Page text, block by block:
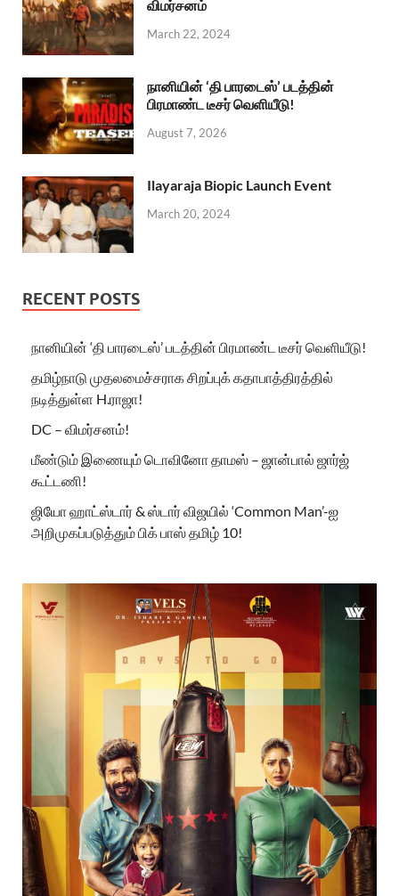
விமர்சனம்
March 22, 2024
நானியின் ‘தி பாரடைஸ்’ படத்தின்
பிரமாண்ட டீசர் வெளியீடு!
August 7, 2026
Ilayaraja Biopic Launch Event
March 20, 2024
RECENT POSTS
நானியின் ‘தி பாரடைஸ்’ படத்தின் பிரமாண்ட டீசர் வெளியீடு!
தமிழ்நாடு முதலமைச்சராக சிறப்புக் கதாபாத்திரத்தில்
நடித்துள்ள H.ராஜா!
DC – விமர்சனம்!
மீண்டும் இணையும் டொவினோ தாமஸ் – ஜான்பால் ஜார்ஜ்
கூட்டணி!
ஜியோ ஹாட்ஸ்டார் & ஸ்டார் விஜயில் ‘Common Man’-ஐ
அறிமுகப்படுத்தும் பிக் பாஸ் தமிழ் 10!